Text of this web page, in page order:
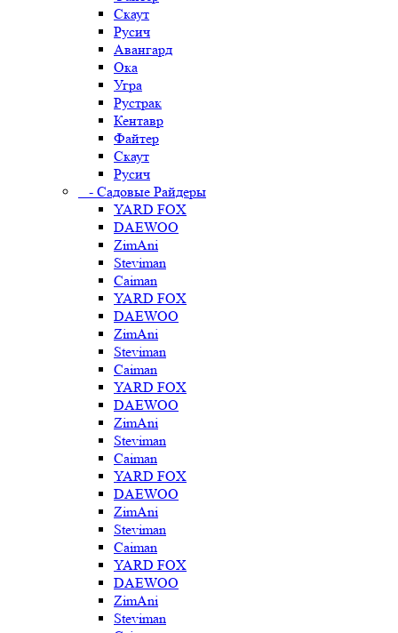
Скаут
Русич
Авангард
Ока
Угра
Рустрак
Кентавр
Файтер
Скаут
Русич
- Садовые Райдеры
YARD FOX
DAEWOO
ZimAni
Steviman
Caiman
YARD FOX
DAEWOO
ZimAni
Steviman
Caiman
YARD FOX
DAEWOO
ZimAni
Steviman
Caiman
YARD FOX
DAEWOO
ZimAni
Steviman
Caiman
YARD FOX
DAEWOO
ZimAni
Steviman